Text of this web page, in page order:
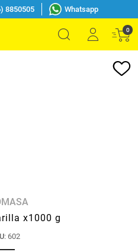
8850505 Whatsapp
0
x1000 g
: 602